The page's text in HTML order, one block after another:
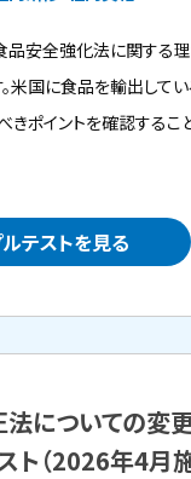
品安全強化法に関する
米国に食品を輸出してい
きポイントを確認するこ
テストを見る
についての変
ト（2026年4月